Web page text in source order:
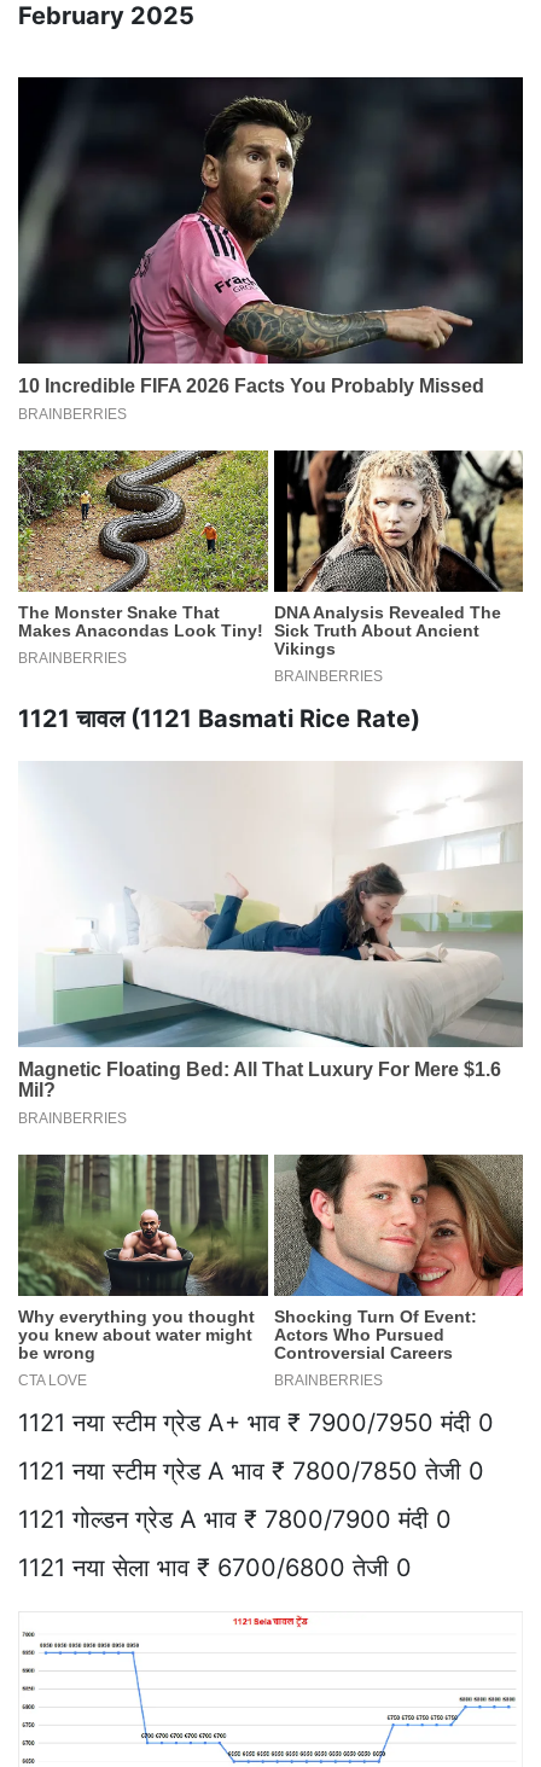
February 2025
1121 चावल (1121 Basmati Rice Rate)
1121 नया स्टीम ग्रेड A+ भाव ₹ 7900/7950 मंदी 0
1121 नया स्टीम ग्रेड A भाव ₹ 7800/7850 तेजी 0
1121 गोल्डन ग्रेड A भाव ₹ 7800/7900 मंदी 0
1121 नया सेला भाव ₹ 6700/6800 तेजी 0